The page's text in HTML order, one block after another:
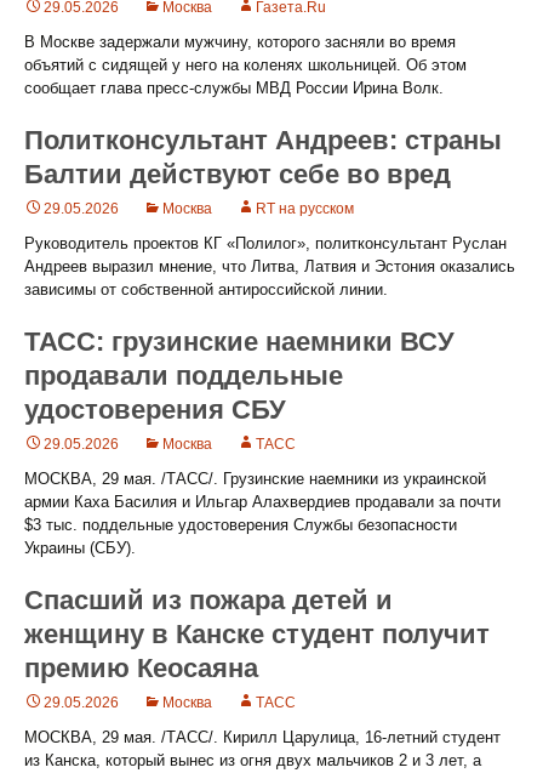
29.05.2026 Москва Газета.Ru
В Москве задержали мужчину, которого засняли во время
объятий с сидящей у него на коленях школьницей. Об этом
сообщает глава пресс-службы МВД России Ирина Волк.
Политконсультант Андреев: страны
Балтии действуют себе во вред
29.05.2026 Москва RT на русском
Руководитель проектов КГ «Полилог», политконсультант Руслан
Андреев выразил мнение, что Литва, Латвия и Эстония оказались
зависимы от собственной антироссийской линии.
ТАСС: грузинские наемники ВСУ
продавали поддельные
удостоверения СБУ
29.05.2026 Москва ТАСС
МОСКВА, 29 мая. /ТАСС/. Грузинские наемники из украинской
армии Каха Басилия и Ильгар Алахвердиев продавали за почти
$3 тыс. поддельные удостоверения Службы безопасности
Украины (СБУ).
Спасший из пожара детей и
женщину в Канске студент получит
премию Кеосаяна
29.05.2026 Москва ТАСС
МОСКВА, 29 мая. /ТАСС/. Кирилл Царулица, 16-летний студент
из Канска, который вынес из огня двух мальчиков 2 и 3 лет, а